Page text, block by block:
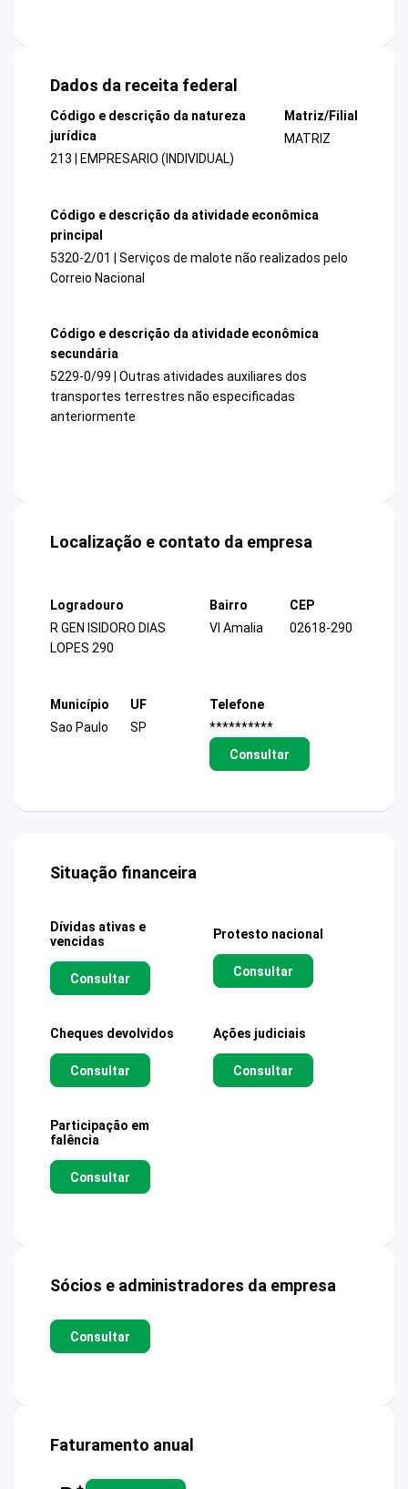
Dados da receita federal
Código e descrição da natureza
jurídica
213 | EMPRESARIO (INDIVIDUAL)
Matriz/Filial
MATRIZ
Código e descrição da atividade econômica
principal
5320-2/01 | Serviços de malote não realizados pelo
Correio Nacional
Código e descrição da atividade econômica
secundária
5229-0/99 | Outras atividades auxiliares dos
transportes terrestres não especificadas
anteriormente
Localização e contato da empresa
Logradouro
R GEN ISIDORO DIAS
LOPES 290
Bairro
Vl Amalia
CEP
02618-290
Município
Sao Paulo
UF
SP
Telefone
**********
Consultar
Situação financeira
Dívidas ativas e
vencidas
Consultar
Protesto nacional
Consultar
Cheques devolvidos
Consultar
Ações judiciais
Consultar
Participação em
falência
Consultar
Sócios e administradores da empresa
Consultar
Faturamento anual